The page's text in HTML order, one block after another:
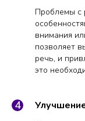
Проблемы с
внимания
позволяет
речь, и
это